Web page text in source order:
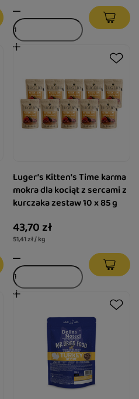
Luger’s Kitten's Time karma
mokra dla kociąt z sercami z
kurczaka zestaw 10 x 85 g
43,70 zł
51,41 zł / kg